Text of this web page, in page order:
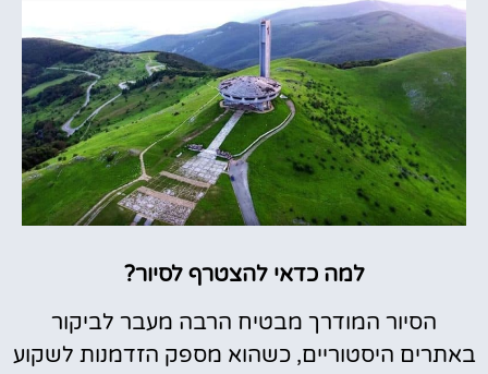
למה כדאי להצטרף לסיור?
הסיור המודרך מבטיח הרבה מעבר לביקור
באתרים היסטוריים, כשהוא מספק הזדמנות לשקוע